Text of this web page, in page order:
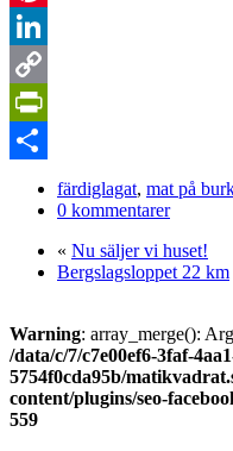
Pinterest
LinkedIn
Copy
Link
PrintFriendly
färdiglagat, mat på
0 kommentarer
« Nu säljer vi huset!
Bergslagsloppet 22 km
Warning: array_merge():
/data/c/7/c7e00ef6-3faf-
5754f0cda95b/
content/plugins/seo-
559